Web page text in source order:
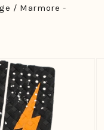
/ Marmore -